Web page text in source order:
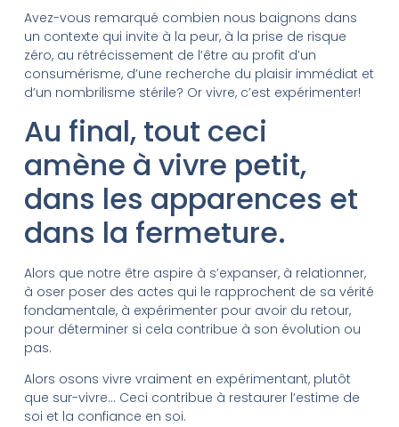
Avez-vous remarqué combien nous baignons dans
un contexte qui invite à la peur, à la prise de risque
zéro, au rétrécissement de l’être au profit d’un
consumérisme, d’une recherche du plaisir immédiat et
d’un nombrilisme stérile? Or vivre, c’est expérimenter!
Au final, tout ceci
amène à vivre petit,
dans les apparences et
dans la fermeture.
Alors que notre être aspire à s’expanser, à relationner,
à oser poser des actes qui le rapprochent de sa vérité
fondamentale, à expérimenter pour avoir du retour,
pour déterminer si cela contribue à son évolution ou
pas.
Alors osons vivre vraiment en expérimentant, plutôt
que sur-vivre… Ceci contribue à restaurer l’estime de
soi et la confiance en soi.